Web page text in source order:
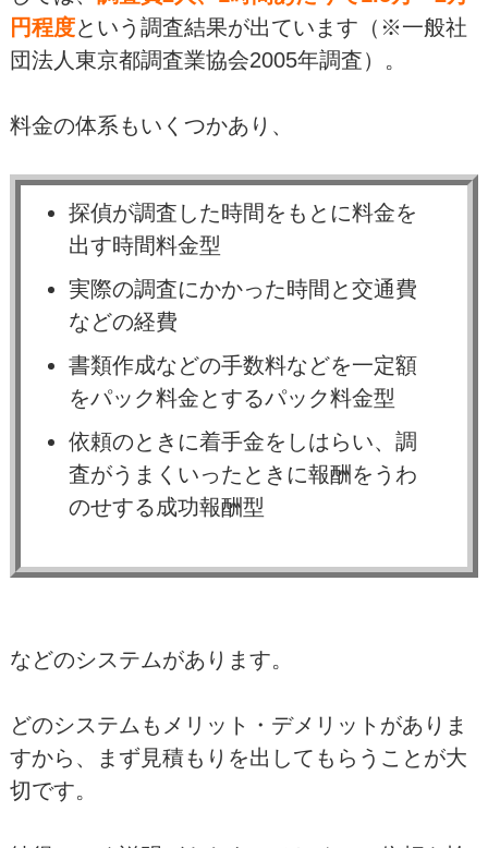
円程度という調査結果が出ています（※一般社
団法人東京都調査業協会2005年調査）。
料金の体系もいくつかあり、
探偵が調査した時間をもとに料金を
出す時間料金型
実際の調査にかかった時間と交通費
などの経費
書類作成などの手数料などを一定額
をパック料金とするパック料金型
依頼のときに着手金をしはらい、調
査がうまくいったときに報酬をうわ
のせする成功報酬型
などのシステムがあります。
どのシステムもメリット・デメリットがありま
すから、まず見積もりを出してもらうことが大
切です。